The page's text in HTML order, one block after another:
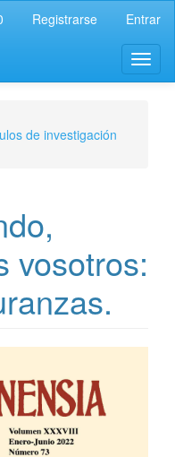
Registrarse Entrar
de investigación
vosotros: